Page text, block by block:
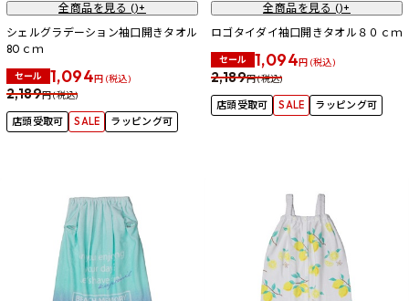
全商品を見る ()+
シェルグラデーション袖口開きタオル
80ｃｍ
セール 1,094円 (税込)
2,189円 (税込)
店頭受取可 SALE ラッピング可
全商品を見る ()+
ロゴタイダイ袖口開きタオル８０ｃｍ
セール 1,094円 (税込)
2,189円 (税込)
店頭受取可 SALE ラッピング可